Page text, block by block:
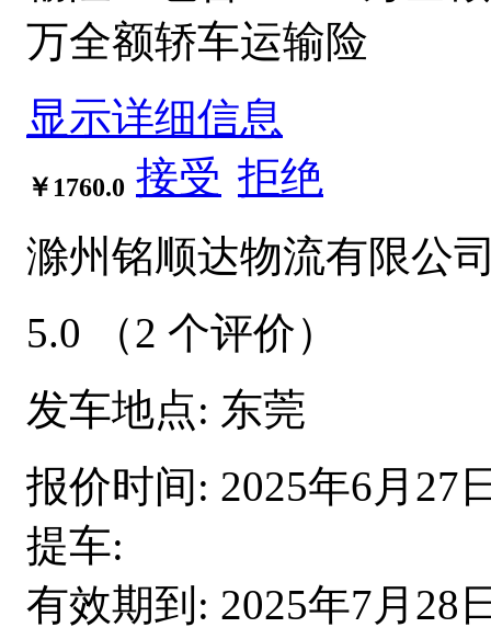
万全额轿车运输险
显示详细信息
￥1760.0 接受 拒绝
滁州铭顺达物流有限公
5.0
（2 个评价）
发车地点: 东莞
报价时间: 2025年6月27
提车:
有效期到: 2025年7月28